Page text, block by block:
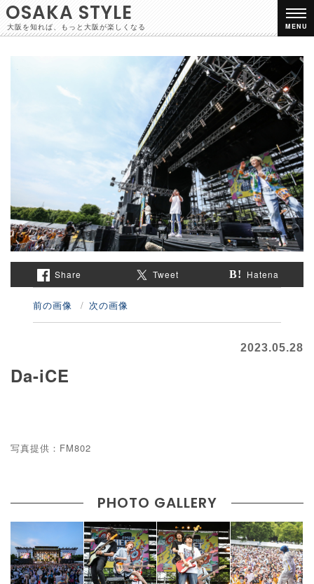
OSAKA STYLE
大阪を知れば、もっと大阪が楽しくなる MENU
Share Tweet Hatena
前の画像 次の画像
2023.05.28
Da-iCE
写真提供：FM802
PHOTO GALLERY